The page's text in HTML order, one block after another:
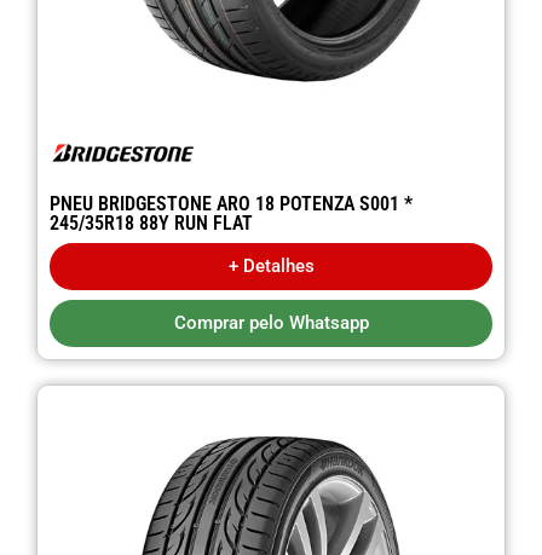
PNEU BRIDGESTONE ARO 18 POTENZA S001 *
245/35R18 88Y RUN FLAT
+ Detalhes
Comprar pelo Whatsapp